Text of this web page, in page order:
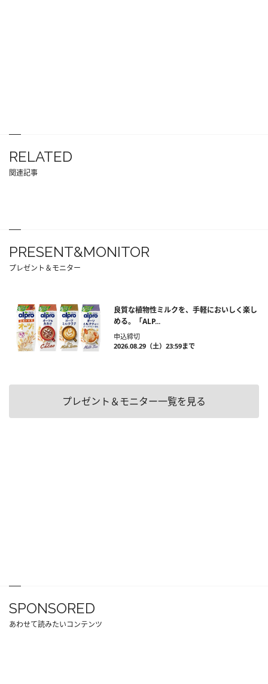
RELATED
関連記事
PRESENT&MONITOR
プレゼント＆モニター
良質な植物性ミルクを、手軽においしく楽し
める。「ALP...
申込締切
2026.08.29（土）23:59まで
プレゼント＆モニター一覧を見る
SPONSORED
あわせて読みたいコンテンツ